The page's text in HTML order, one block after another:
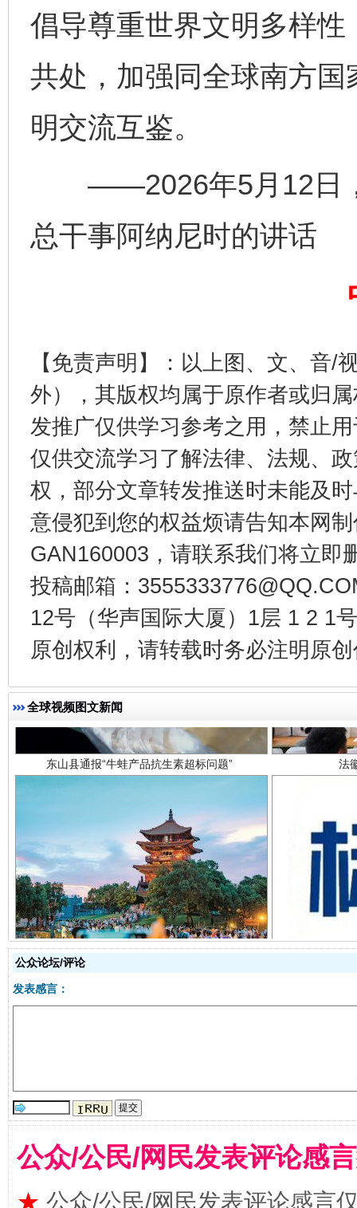
倡导尊重世界文明多样
共处，加强同全球南方
明交流互鉴。
——2026年5月12日，
总干事阿纳尼时的讲话
【免责声明】：以上图、文、音/
外），其版权均属于原作者或归
发推广仅供学习参考之用，禁止
仅供交流学习了解法律、法规、
权，部分文章转发推送时未能及
意侵犯到您的权益烦请告知本网
GAN160003，请联系我们将立即
投稿邮箱：
12号（华声国际大厦）1层 1 2 1
原创权利，请转载时务必注明原
全球视频图文新闻
完善运行机制助力责任有效落实
公平竞争审查“十大案例”出炉！ 一纸欠
东山县通报“牛蛙产品抗生素超标问题” 法
千年窑火 生生不息
公众论坛/评论
发表感言：
公众/公民/网民发表评论感
★ 公众/公民/网民发表评论感言